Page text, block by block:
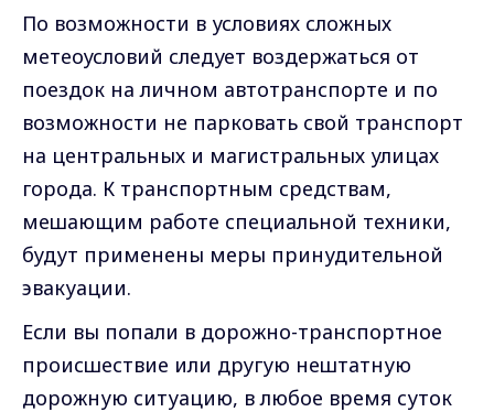
По возможности в условиях сложных
метеоусловий следует воздержаться от
поездок на личном автотранспорте и по
возможности не парковать свой транспорт
на центральных и магистральных улицах
города. К транспортным средствам,
мешающим работе специальной техники,
будут применены меры принудительной
эвакуации.
Если вы попали в дорожно-транспортное
происшествие или другую нештатную
дорожную ситуацию, в любое время суток